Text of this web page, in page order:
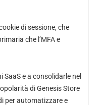
di sessione, che
che l’MFA e
e a consolidarle nel
di Genesis Store
per automatizzare e